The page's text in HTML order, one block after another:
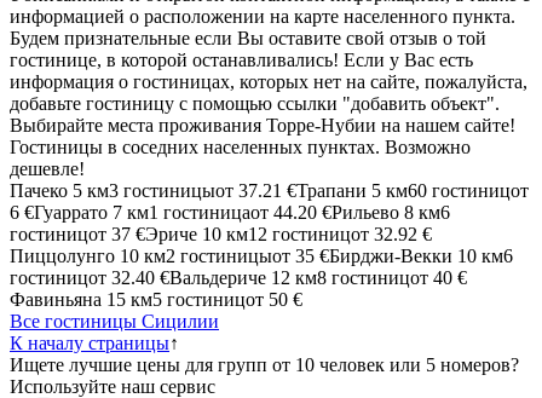
информацией о расположении на карте населенного пункта.
Будем признательные если Вы оставите свой отзыв о той
гостинице, в которой останавливались! Если у Вас есть
информация о гостиницах, которых нет на сайте, пожалуйста,
добавьте гостиницу с помощью ссылки "добавить объект".
Выбирайте места проживания Торре-Нубии на нашем сайте!
Гостиницы в соседних населенных пунктах. Возможно
дешевле!
Пачеко 5 км3 гостиницыот 37.21 €Трапани 5 км60 гостиницот
6 €Гуаррато 7 км1 гостиницаот 44.20 €Рильево 8 км6
гостиницот 37 €Эриче 10 км12 гостиницот 32.92 €
Пиццолунго 10 км2 гостиницыот 35 €Бирджи-Векки 10 км6
гостиницот 32.40 €Вальдериче 12 км8 гостиницот 40 €
Фавиньяна 15 км5 гостиницот 50 €
Все гостиницы Сицилии
К началу страницы↑
Ищете лучшие цены для групп от 10 человек или 5 номеров?
Используйте наш сервис